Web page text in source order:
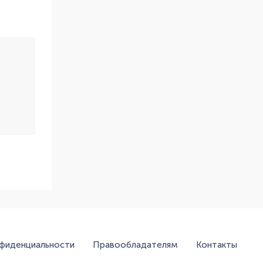
Правообладателям Контакты